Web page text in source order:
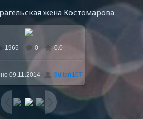
жена Костомарова
реальном размере 414x640
/ 69.8Kb
1965 0 0.0
09.11.2014 Sultan107